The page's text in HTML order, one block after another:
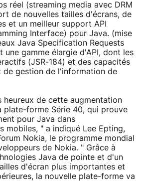
réel (streaming media avec DRM
de nouvelles tailles d'écrans, de
et un meilleur support API
Interface) pour Java. (mise
Java Specification Requests
une gamme élargie d'API, dont les
(JSR-184) et des capacités
de gestion de l'information de
heureux de cette augmentation
plate-forme Série 40, qui prouve
pour Java dans
mobiles, " a indiqué Lee Epting,
Nokia, le programme mondial
de Nokia. " Grâce à
Java de pointe et d'un
d'écran plus importantes et
la nouvelle plate-forme va